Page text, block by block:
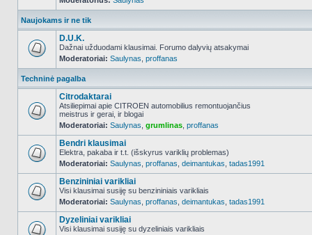
Naujokams ir ne tik
NO_UNREAD_POSTS
D.U.K.
Dažnai užduodami klausimai. Forumo dalyvių atsakymai
Moderatoriai: Saulynas proffanas
Techninė pagalba
NO_UNREAD_POSTS
Citrodaktarai
Atsiliepimai apie CITROEN automobilius remontuojančius
meistrus ir gerai, ir blogai
Moderatoriai: Saulynas grumlinas proffanas
NO_UNREAD_POSTS
Bendri klausimai
Elektra, pakaba ir t.t. (išskyrus variklių problemas)
Moderatoriai: Saulynas proffanas deimantukas tadas1991
NO_UNREAD_POSTS
Benzininiai varikliai
Visi klausimai susiję su benzininiais varikliais
Moderatoriai: Saulynas proffanas deimantukas tadas1991
Dyzeliniai varikliai
Visi klausimai susiję su dyzeliniais varikliais